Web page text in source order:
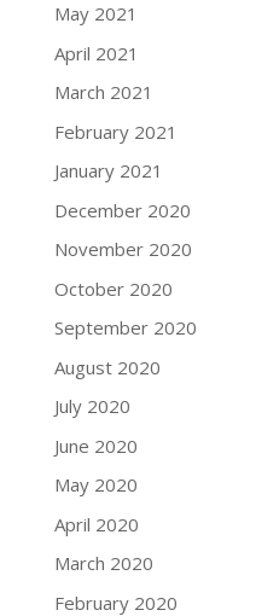
May 2021
April 2021
March 2021
February 2021
January 2021
December 2020
November 2020
October 2020
September 2020
August 2020
July 2020
June 2020
May 2020
April 2020
March 2020
February 2020